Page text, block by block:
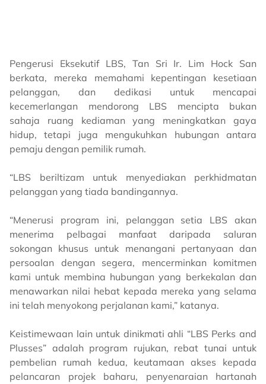
Pengerusi Eksekutif LBS, Tan Sri Ir. Lim Hock San
berkata, mereka memahami kepentingan kesetiaan
pelanggan, dan dedikasi untuk mencapai
kecemerlangan mendorong LBS mencipta bukan
sahaja ruang kediaman yang meningkatkan gaya
hidup, tetapi juga mengukuhkan hubungan antara
pemaju dengan pemilik rumah.
“LBS beriltizam untuk menyediakan perkhidmatan
pelanggan yang tiada bandingannya.
“Menerusi program ini, pelanggan setia LBS akan
menerima pelbagai manfaat daripada saluran
sokongan khusus untuk menangani pertanyaan dan
persoalan dengan segera, mencerminkan komitmen
kami untuk membina hubungan yang berkekalan dan
menawarkan nilai hebat kepada mereka yang selama
ini telah menyokong perjalanan kami,” katanya.
Keistimewaan lain untuk dinikmati ahli “LBS Perks and
Plusses” adalah program rujukan, rebat tunai untuk
pembelian rumah kedua, keutamaan akses kepada
pelancaran projek baharu, penyenaraian hartanah